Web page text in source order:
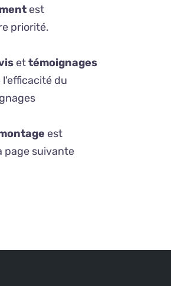
est
priorité.
ettémoignages
du
est
page suivante